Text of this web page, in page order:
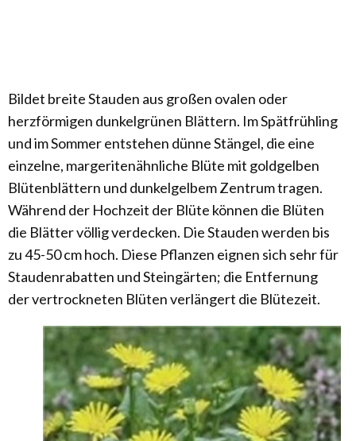
Bildet breite Stauden aus großen ovalen oder
herzförmigen dunkelgrünen Blättern. Im Spätfrühling
und im Sommer entstehen dünne Stängel, die eine
einzelne, margeritenähnliche Blüte mit goldgelben
Blütenblättern und dunkelgelbem Zentrum tragen.
Während der Hochzeit der Blüte können die Blüten
die Blätter völlig verdecken. Die Stauden werden bis
zu 45-50 cm hoch. Diese Pflanzen eignen sich sehr für
Staudenrabatten und Steingärten; die Entfernung
der vertrockneten Blüten verlängert die Blütezeit.